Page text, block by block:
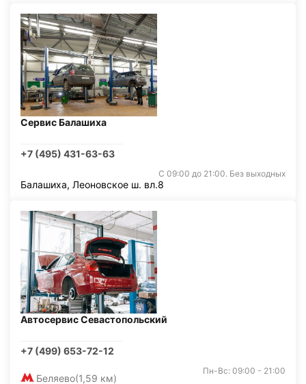
Сервис Балашиха
+7 (495) 431-63-63
С 09:00 до 21:00. Без выходных
Балашиха, Леоновское ш. вл.8
Автосервис Севастопольский
+7 (499) 653-72-12
Беляево(1,59 км)
Пн-Вс: 09:00 - 21:00